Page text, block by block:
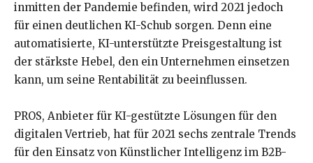
inmitten der Pandemie befinden, wird 2021 jedoch
für einen deutlichen KI-Schub sorgen. Denn eine
automatisierte, KI-unterstützte Preisgestaltung ist
der stärkste Hebel, den ein Unternehmen einsetzen
kann, um seine Rentabilität zu beeinflussen.
PROS, Anbieter für KI-gestützte Lösungen für den
digitalen Vertrieb, hat für 2021 sechs zentrale Trends
für den Einsatz von Künstlicher Intelligenz im B2B-